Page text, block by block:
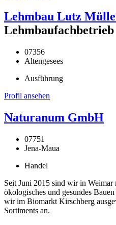
Lehmbau Lutz
Lehmbaufachbetrieb
07356
Altengesees
Ausführung
Profil ansehen
Naturanum GmbH
07751
Jena-Maua
Handel
Seit Juni 2015 sind wir in Weimar
ökologisches und gesundes
wir im Biomarkt Kirschberg
Sortiments an.